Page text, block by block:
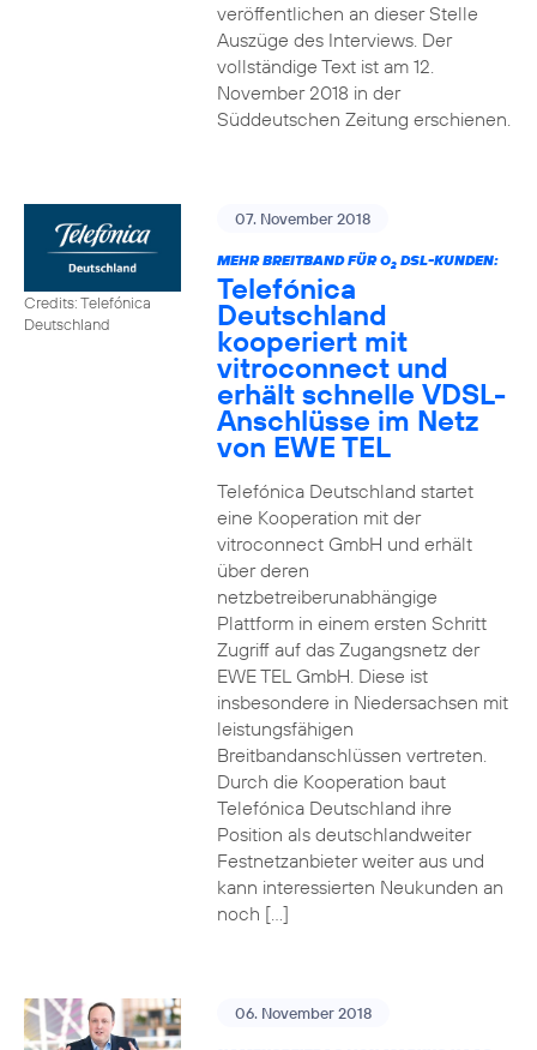
veröffentlichen an dieser Stelle
Auszüge des Interviews. Der
vollständige Text ist am 12.
November 2018 in der
Süddeutschen Zeitung erschienen.
Credits: Telefónica
Deutschland
07. November 2018
MEHR BREITBAND FÜR O2DSL-KUNDEN:
Telefónica
Deutschland
kooperiert mit
vitroconnect und
erhält schnelle VDSL-
Anschlüsse im Netz
von EWE TEL
Telefónica Deutschland startet
eine Kooperation mit der
vitroconnect GmbH und erhält
über deren
netzbetreiberunabhängige
Plattform in einem ersten Schritt
Zugriff auf das Zugangsnetz der
EWE TEL GmbH. Diese ist
insbesondere in Niedersachsen mit
leistungsfähigen
Breitbandanschlüssen vertreten.
Durch die Kooperation baut
Telefónica Deutschland ihre
Position als deutschlandweiter
Festnetzanbieter weiter aus und
kann interessierten Neukunden an
noch […]
06. November 2018